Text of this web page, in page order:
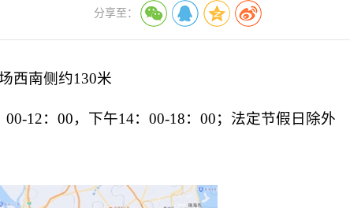
分享至：
西南侧约130米
00-12：00，下午14：00-18：00；法定节假日除外